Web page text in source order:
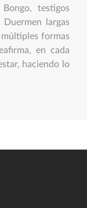
testigos
largas
formas
en cada
haciendo lo